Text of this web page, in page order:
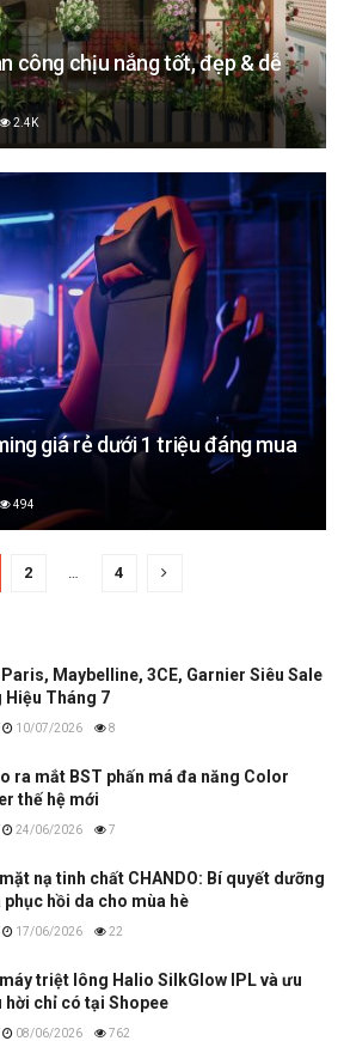
công chịu nắng tốt, đẹp & dễ
2.4K
giá rẻ dưới 1 triệu đáng mua
494
2 4
Paris, Maybelline, 3CE, Garnier Siêu Sale
Hiệu Tháng 7
10/07/2026 8
ra mắt BST phấn má đa năng Color
thế hệ mới
24/06/2026 7
nạ tinh chất CHANDO: Bí quyết dưỡng
phục hồi da cho mùa hè
17/06/2026 22
máy triệt lông Halio SilkGlow IPL và ưu
hời chỉ có tại Shopee
08/06/2026 762